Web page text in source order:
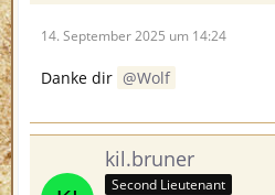
14. September 2025 um 14:24
Danke dir Wolf
kil.bruner
Second Lieutenant